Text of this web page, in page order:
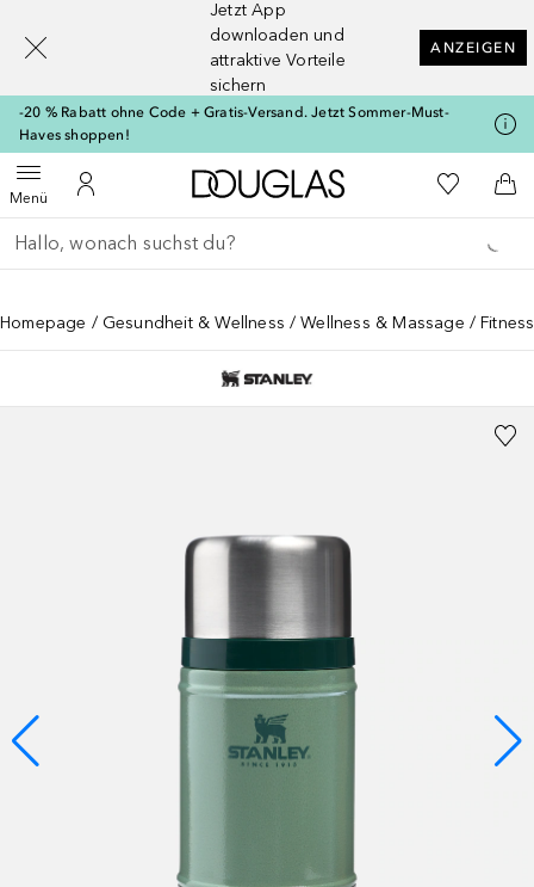
Jetzt App
downloaden und
attraktive Vorteile
sichern
ANZEIGEN
-20 % Rabatt ohne Code + Gratis-Versand. Jetzt Sommer-Must-
Haves shoppen!
MenüMenü öffnenZu Meinem Kundenkonto
Zur Douglas Startseite
Zu Meiner
Gehe zurück
Suche ausführen
Homepage Gesundheit & Wellness Wellness & Massage
[navigation.slideout.screenreader]